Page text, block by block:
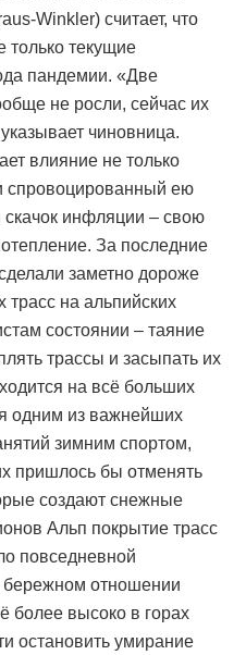
Winkler) считает, что
только текущие
пандемии. «Две
не росли, сейчас их
чиновница.
влияние не только
спровоцированный ею
скачок инфляции – свою
За последние
заметно дороже
на альпийских
состоянии – таяние
трассы и засыпать их
на всё больших
одним из важнейших
зимним спортом,
пришлось бы отменять
создают снежные
Альп покрытие трасс
повседневной
бережном отношении
более высоко в горах
остановить умирание